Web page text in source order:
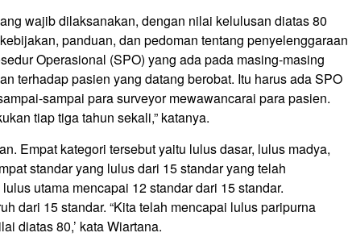
wajib dilaksanakan, dengan nilai kelulusan diatas 80
panduan, dan pedoman tentang penyelenggaraan
Operasional (SPO) yang ada pada masing-masing
terhadap pasien yang datang berobat. Itu harus ada SPO
sampai para surveyor mewawancarai para pasien.
tiap tiga tahun sekali,” katanya.
Empat kategori tersebut yaitu lulus dasar, lulus madya,
standar yang lulus dari 15 standar yang telah
utama mencapai 12 standar dari 15 standar.
dari 15 standar. “Kita telah mencapai lulus paripurna
diatas 80,’ kata Wiartana.